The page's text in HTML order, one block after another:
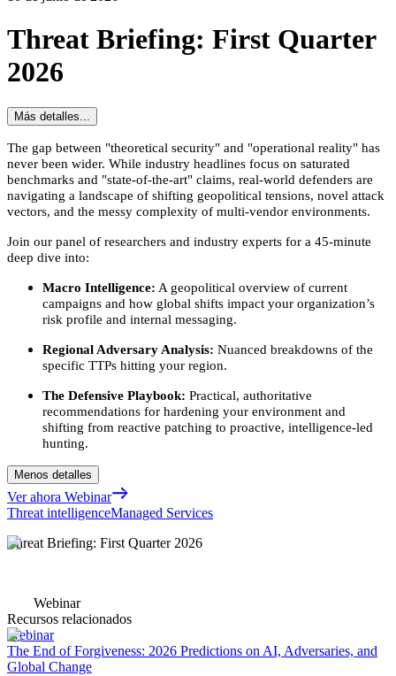
Threat Briefing: First Quarter
2026
Más detalles...
The gap between "theoretical security" and "operational reality" has
never been wider. While industry headlines focus on saturated
benchmarks and "state-of-the-art" claims, real-world defenders are
navigating a landscape of shifting geopolitical tensions, novel attack
vectors, and the messy complexity of multi-vendor environments.
Join our panel of researchers and industry experts for a 45-minute
deep dive into:
Macro Intelligence: A geopolitical overview of current
campaigns and how global shifts impact your organization’s
risk profile and internal messaging.
Regional Adversary Analysis: Nuanced breakdowns of the
specific TTPs hitting your region.
The Defensive Playbook: Practical, authoritative
recommendations for hardening your environment and
shifting from reactive patching to proactive, intelligence-led
hunting.
Menos detalles
Ver ahora Webinar
Threat intelligenceManaged Services
Threat Briefing: First Quarter 2026
Webinar
Recursos relacionados
Webinar
The End of Forgiveness: 2026 Predictions on AI, Adversaries, and
Global Change